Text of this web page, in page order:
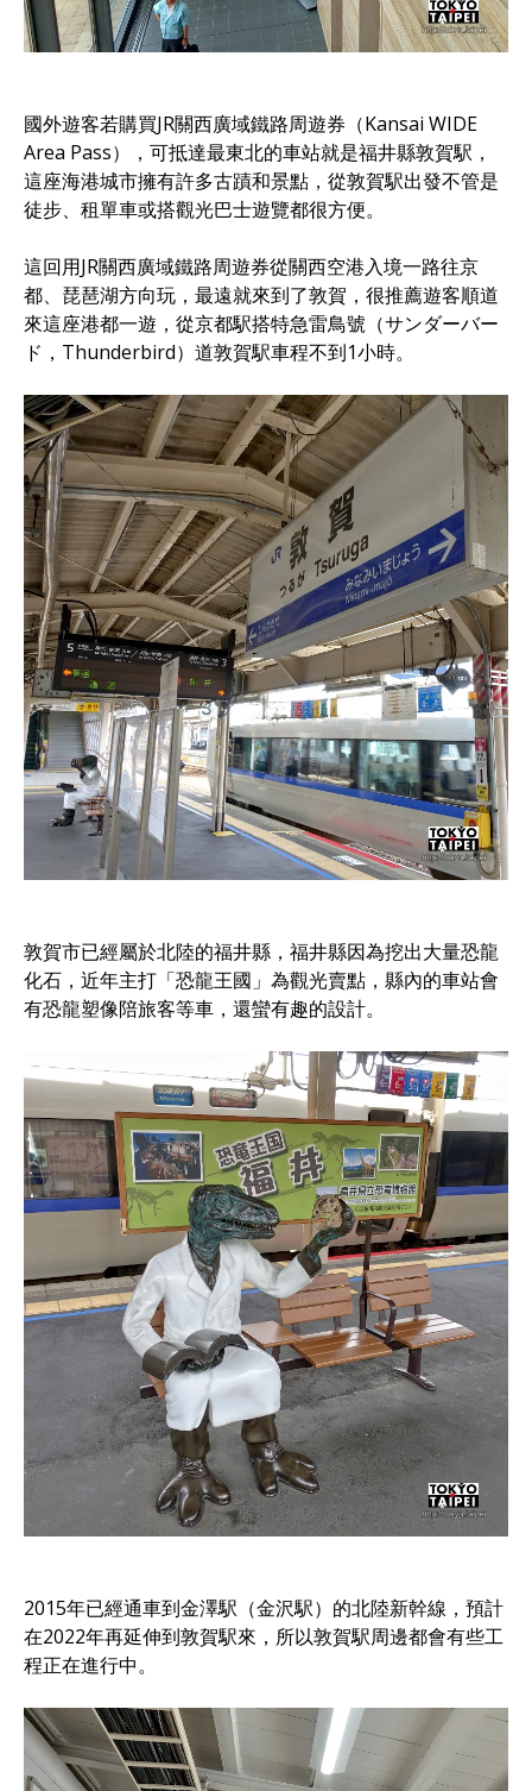
國外遊客若購買JR關西廣域鐵路周遊券（Kansai WIDE
Area Pass），可抵達最東北的車站就是福井縣敦賀駅，
這座海港城市擁有許多古蹟和景點，從敦賀駅出發不管是
徒步、租單車或搭觀光巴士遊覽都很方便。
這回用JR關西廣域鐵路周遊券從關西空港入境一路往京
都、琵琶湖方向玩，最遠就來到了敦賀，很推薦遊客順道
來這座港都一遊，從京都駅搭特急雷鳥號（サンダーバー
ド，Thunderbird）道敦賀駅車程不到1小時。
敦賀市已經屬於北陸的福井縣，福井縣因為挖出大量恐龍
化石，近年主打「恐龍王國」為觀光賣點，縣內的車站會
有恐龍塑像陪旅客等車，還蠻有趣的設計。
2015年已經通車到金澤駅（金沢駅）的北陸新幹線，預計
在2022年再延伸到敦賀駅來，所以敦賀駅周邊都會有些工
程正在進行中。